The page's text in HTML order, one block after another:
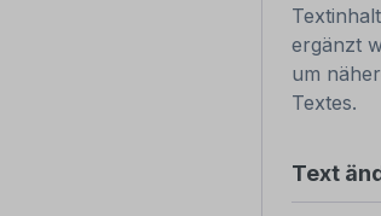
ergänzt
um
Textes.
Text